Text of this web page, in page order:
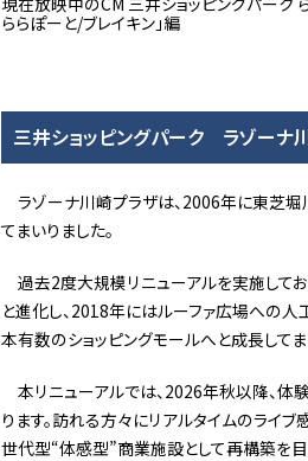
ららぽーと/ブレイキン」編
三井ショッピングパーク ラゾーナ
ラゾーナ川崎プラザは、2006年に東芝
てまいりました。
過去2度大規模リニューアルを実施して
と進化し、2018年にはルーファ広場への
本有数のショッピングモールへと成長してま
本リニューアルでは、2026年秋以降、
ります。訪れる方々にリアルタイムのライ
世代型“体感型”商業施設として再構築を